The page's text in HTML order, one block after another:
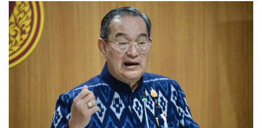
ใหม่หรือไม่